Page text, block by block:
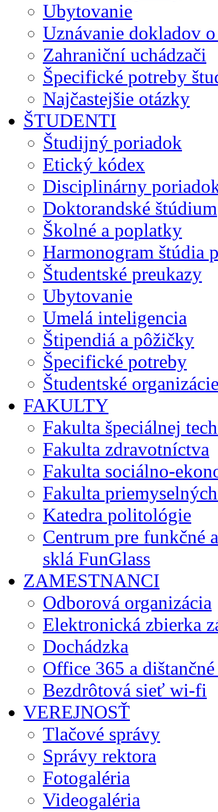
Ubytovanie
Uznávanie dokladov
Zahraniční uchádzači
Špecifické potreby
Najčastejšie otázky
ŠTUDENTI
Študijný poriadok
Etický kódex
Disciplinárny
Doktorandské štúdium
Školné a poplatky
Harmonogram štúdia
Študentské preukazy
Ubytovanie
Umelá inteligencia
Štipendiá a pôžičky
Špecifické potreby
Študentské
FAKULTY
Fakulta špeciálnej
Fakulta zdravotníctva
Fakulta sociálno-
Fakulta
Katedra politológie
Centrum pre funkčné
sklá FunGlass
ZAMESTNANCI
Odborová organizácia
Elektronická zbierka
Dochádzka
Office 365 a
Bezdrôtová sieť wi-fi
VEREJNOSŤ
Tlačové správy
Správy rektora
Fotogaléria
Videogaléria